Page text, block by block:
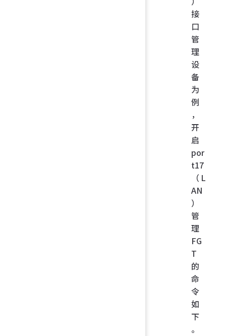
接
口
管
理
设
备
为
例
，
开
启
por
t17
（L
AN
）
管
理
FG
T
的
命
令
如
下
。